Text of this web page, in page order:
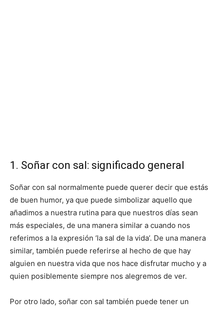
1. Soñar con sal: significado general
Soñar con sal normalmente puede querer decir que estás
de buen humor, ya que puede simbolizar aquello que
añadimos a nuestra rutina para que nuestros días sean
más especiales, de una manera similar a cuando nos
referimos a la expresión ‘la sal de la vida’. De una manera
similar, también puede referirse al hecho de que hay
alguien en nuestra vida que nos hace disfrutar mucho y a
quien posiblemente siempre nos alegremos de ver.
Por otro lado, soñar con sal también puede tener un